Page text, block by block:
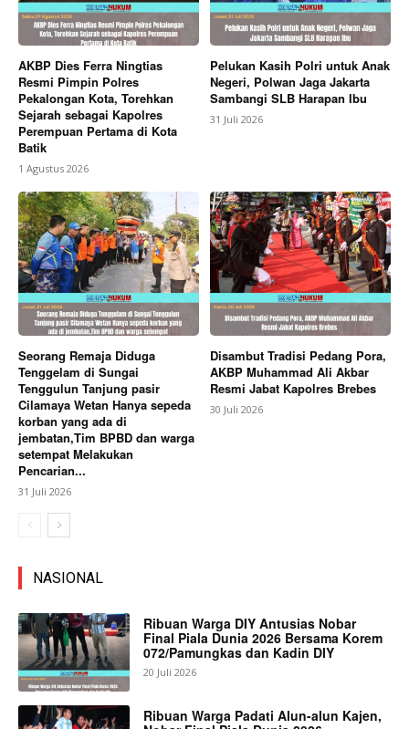
AKBP Dies Ferra Ningtias
Resmi Pimpin Polres
Pekalongan Kota, Torehkan
Sejarah sebagai Kapolres
Perempuan Pertama di Kota
Batik
1 Agustus 2026
Pelukan Kasih Polri untuk Anak
Negeri, Polwan Jaga Jakarta
Sambangi SLB Harapan Ibu
31 Juli 2026
Seorang Remaja Diduga
Tenggelam di Sungai
Tenggulun Tanjung pasir
Cilamaya Wetan Hanya sepeda
korban yang ada di
jembatan,Tim BPBD dan warga
setempat Melakukan
Pencarian...
31 Juli 2026
Disambut Tradisi Pedang Pora,
AKBP Muhammad Ali Akbar
Resmi Jabat Kapolres Brebes
30 Juli 2026
NASIONAL
Ribuan Warga DIY Antusias Nobar
Final Piala Dunia 2026 Bersama Korem
072/Pamungkas dan Kadin DIY
20 Juli 2026
Ribuan Warga Padati Alun-alun Kajen,